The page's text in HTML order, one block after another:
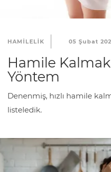
HAMILELIK 05 Şubat
Hamile Kalmak
Yöntem
Denenmiş, hızlı hamile
listeledik.